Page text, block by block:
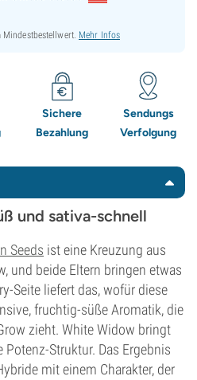
Mehr Infos
Sichere
Bezahlung
Sendungs
Verfolgung
und sativa-schnell
Seeds ist eine Kreuzung aus
und beide Eltern bringen etwas
Seite liefert das, wofür diese
fruchtig-süße Aromatik, die
zieht. White Widow bringt
Struktur. Das Ergebnis
mit einem Charakter, der